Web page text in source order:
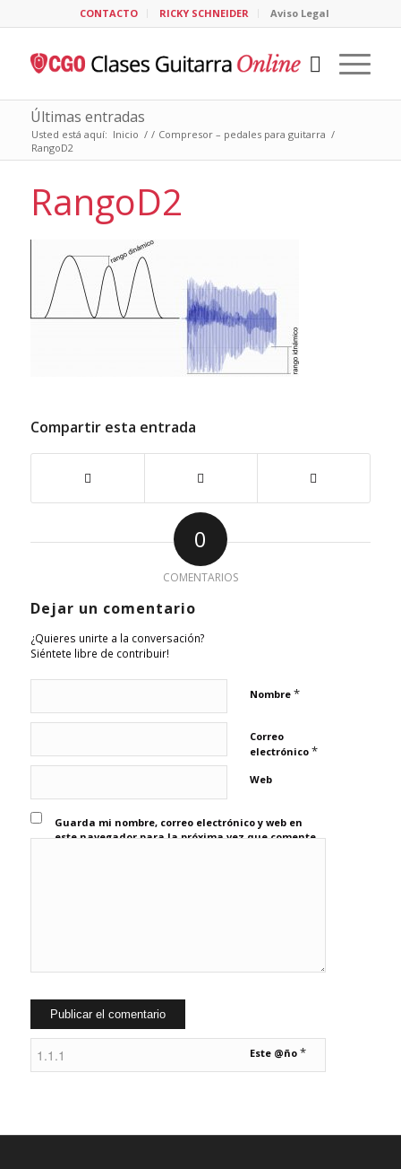
CONTACTO RICKY SCHNEIDER Aviso Legal
Últimas entradas
Usted está aquí: Inicio / / Compresor – pedales para guitarra /
RangoD2
RangoD2
Compartir esta entrada
0
COMENTARIOS
Dejar un comentario
¿Quieres unirte a la conversación?
Siéntete libre de contribuir!
Nombre *
Correo
electrónico *
Web
Guarda mi nombre, correo electrónico y web en
este navegador para la próxima vez que comente.
Este @ño *